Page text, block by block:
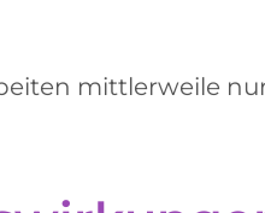
mittlerweile